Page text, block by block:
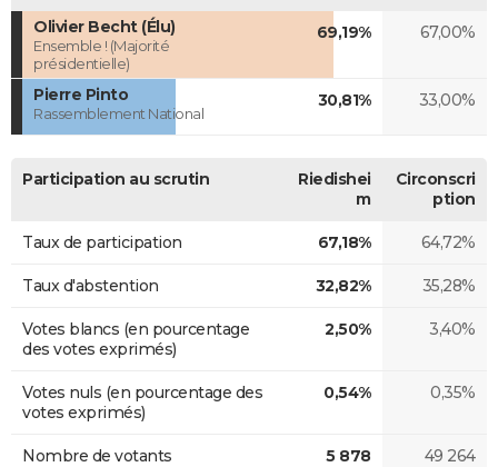
Olivier Becht (Élu)
Ensemble ! (Majorité
présidentielle)
69,19% 67,00%
Pierre Pinto
Rassemblement National
30,81% 33,00%
Participation au scrutin
Riedishei
m
Circonscri
ption
Taux de participation 67,18% 64,72%
Taux d'abstention 32,82% 35,28%
Votes blancs (en pourcentage
des votes exprimés)
2,50% 3,40%
Votes nuls (en pourcentage des
votes exprimés)
0,54% 0,35%
Nombre de votants 5 878 49 264